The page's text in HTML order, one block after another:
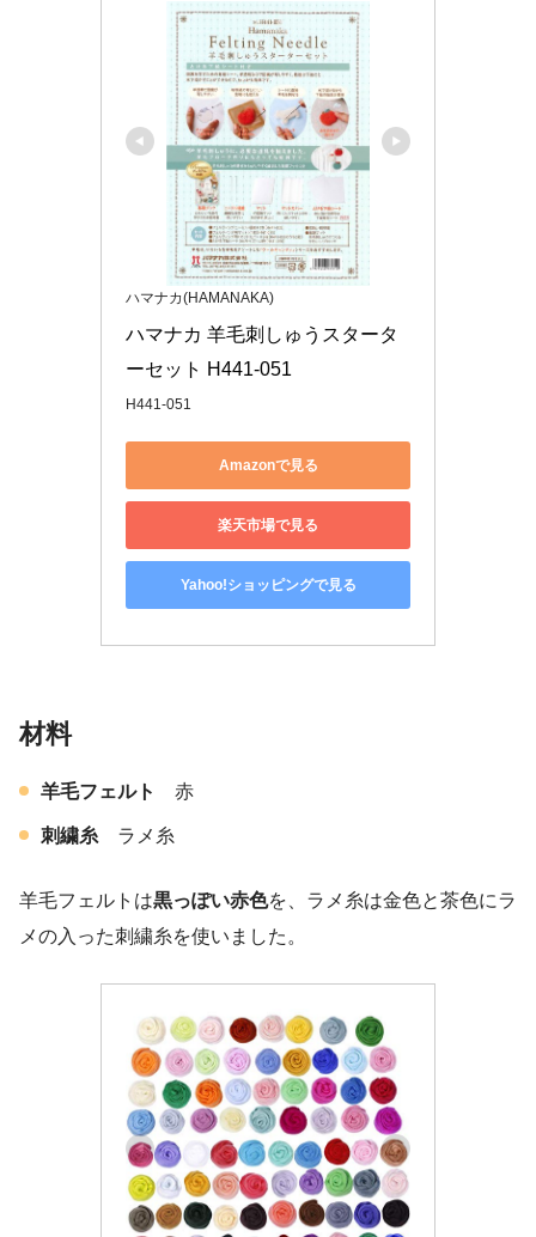
ハマナカ(HAMANAKA)
ハマナカ 羊毛刺しゅうスタータ
ーセット H441-051
H441-051
Amazonで見る
楽天市場で見る
Yahoo!ショッピングで見る
材料
羊毛フェルト 赤
刺繍糸 ラメ糸
羊毛フェルトは黒っぽい赤色を、ラメ糸は金色と茶色にラ
メの入った刺繍糸を使いました。